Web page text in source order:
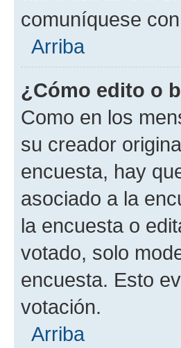
comuníquese
Arriba
¿Cómo edito o
Como en los
su creador
encuesta, hay
asociado a la
la encuesta o
votado, solo
encuesta. Esto
votación.
Arriba